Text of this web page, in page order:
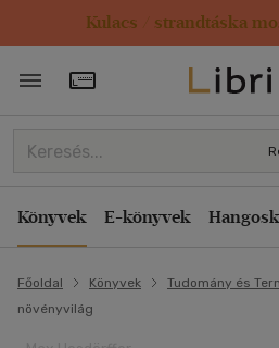
Kulacs / strandtáska
Törzsvásárlói Kártya
Könyvek E-könyvek
Főoldal Könyvek Tudomány és
növényvilág